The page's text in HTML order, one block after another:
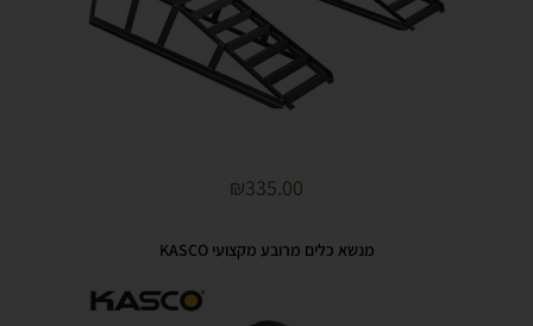
₪335.00
מנשא כלים מרובע מקצועי KASCO